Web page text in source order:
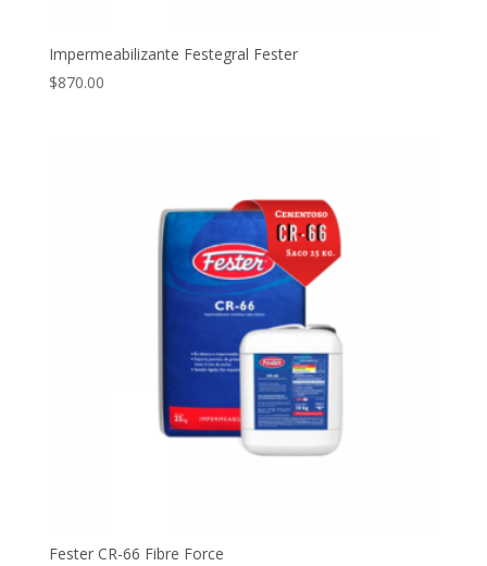
Impermeabilizante Festegral Fester
$870.00
Fester CR-66 Fibre Force